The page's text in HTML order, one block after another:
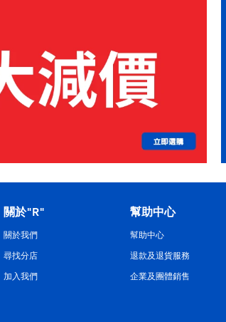
關於"R"
關於我們
尋找分店
加入我們
幫助中心
幫助中心
退款及退貨服務
企業及團體銷售